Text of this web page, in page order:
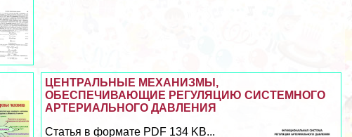
ЦЕНТРАЛЬНЫЕ МЕХАНИЗМЫ,
ОБЕСПЕЧИВАЮЩИЕ РЕГУЛЯЦИЮ СИСТЕМНОГО
АРТЕРИАЛЬНОГО ДАВЛЕНИЯ
Статья в формате PDF 134 KB...